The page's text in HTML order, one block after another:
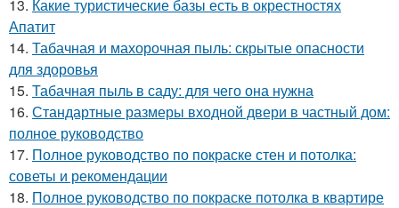
13. Какие туристические базы есть в окрестностях
Апатит
14. Табачная и махорочная пыль: скрытые опасности
для здоровья
15. Табачная пыль в саду: для чего она нужна
16. Стандартные размеры входной двери в частный дом:
полное руководство
17. Полное руководство по покраске стен и потолка:
советы и рекомендации
18. Полное руководство по покраске потолка в квартире